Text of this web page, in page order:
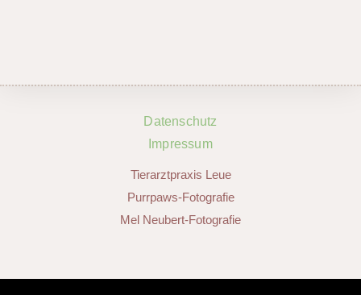
Datenschutz
Impressum
Tierarztpraxis Leue
Purrpaws-Fotografie
Mel Neubert-Fotografie